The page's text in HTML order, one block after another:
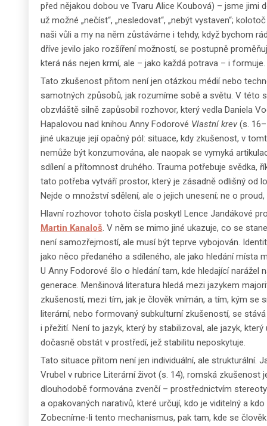
před nějakou dobou ve Tvaru Alice Koubová) – jsme jimi
už možné „nečíst“, „nesledovat“, „nebýt vystaven“;
naši vůli a my na něm zůstáváme i tehdy, když bychom
dříve jevilo jako rozšíření možností, se postupně
která nás nejen krmí, ale – jako každá potrava – i formuje.
Tato zkušenost přitom není jen otázkou médií nebo
samotných způsobů, jak rozumíme sobě a světu. V této
obzvláště silně zapůsobil rozhovor, který vedla Daniela
Hapalovou nad knihou Anny Fodorové Vlastní krev(s.
jiné ukazuje její opačný pól: situace, kdy zkušenost, v
nemůže být konzumována, ale naopak se vymyká
sdílení a přítomnost druhého. Trauma potřebuje svědka,
tato potřeba vytváří prostor, který je zásadně odlišný od
Nejde o množství sdělení, ale o jejich unesení; ne o
Hlavní rozhovor tohoto čísla poskytl Lence Jandákové
Martin Kanaloš. V něm se mimo jiné ukazuje, co se
není samozřejmostí, ale musí být teprve vybojován.
jako něco předaného a sdíleného, ale jako hledání místa
U Anny Fodorové šlo o hledání tam, kde hledající narážel
generace. Menšinová literatura hledá mezi jazykem
zkušeností, mezi tím, jak je člověk vnímán, a tím, kým se
literární, nebo formovaný subkulturní zkušeností, se
i přežití. Není to jazyk, který by stabilizoval, ale jazyk,
dočasně obstát v prostředí, jež stabilitu neposkytuje.
Tato situace přitom není jen individuální, ale strukturální.
Vrubel v rubrice Literární život (s. 14), romská zkušenost
dlouhodobě formována zvenčí – prostřednictvím
a opakovaných narativů, které určují, kdo je viditelný a
Zobecníme-li tento mechanismus, pak tam, kde se